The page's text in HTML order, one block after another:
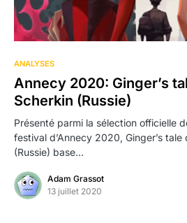
ANALYSES
Annecy 2020: Ginger’s
Scherkin (Russie)
Présenté parmi la sélection officielle
festival d’Annecy 2020, Ginger’s
(Russie) base…
Adam Grassot
13 juillet 2020